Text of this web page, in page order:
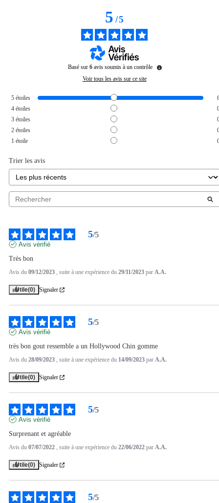
5/5
Basé sur 6 avis soumis à un contrôle
Voir tous les avis sur ce site
5 étoiles
4 étoiles
3 étoiles
2 étoiles
1 étoile
Trier les avis
5/5
Avis vérifié
Très bon
Avis du 09/12/2023 , suite à une expérience du 29/11/2023 par A.A.
Utile(0) Signaler
5/5
Avis vérifié
très bon gout ressemble a un Hollywood Chin gomme
Avis du 28/09/2023 , suite à une expérience du 14/09/2023 par A.A.
Utile(0) Signaler
5/5
Avis vérifié
Surprenant et agréable
Avis du 07/07/2022 , suite à une expérience du 22/06/2022 par A.A.
Utile(0) Signaler
5/5